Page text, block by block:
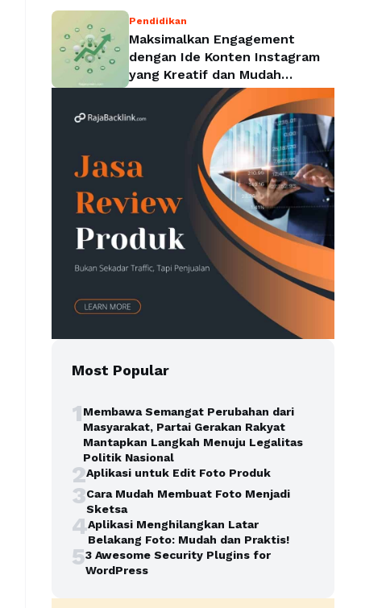
Pendidikan
Maksimalkan Engagement
dengan Ide Konten Instagram
yang Kreatif dan Mudah
Diterapkan
Most Popular
1Membawa Semangat Perubahan dari
Masyarakat, Partai Gerakan Rakyat
Mantapkan Langkah Menuju Legalitas
Politik Nasional
2Aplikasi untuk Edit Foto Produk
3Cara Mudah Membuat Foto Menjadi
Sketsa
4Aplikasi Menghilangkan Latar
Belakang Foto: Mudah dan Praktis!
53 Awesome Security Plugins for
WordPress